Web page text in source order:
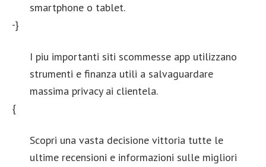
smartphone o tablet.
-}
I piu importanti siti scommesse app utilizzano
strumenti e finanza utili a salvaguardare
massima privacy ai clientela.
{
Scopri una vasta decisione vittoria tutte le
ultime recensioni e informazioni sulle migliori